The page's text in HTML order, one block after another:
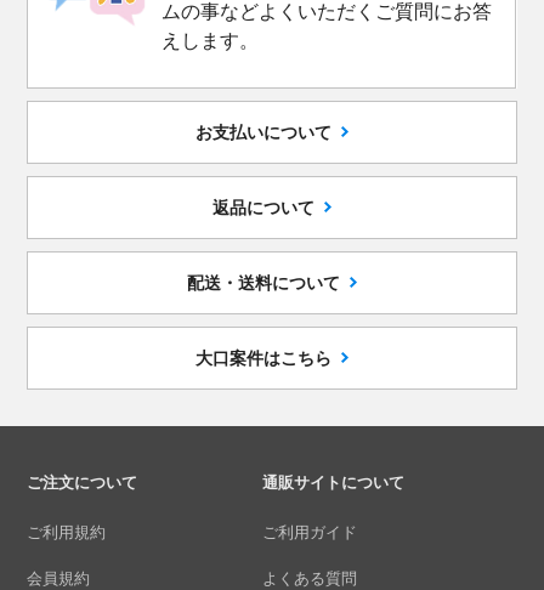
ムの事などよくいただくご質問にお答
えします。
お支払いについて
返品について
配送・送料について
大口案件はこちら
ご注文について
ご利用規約
会員規約
通販サイトについて
ご利用ガイド
よくある質問